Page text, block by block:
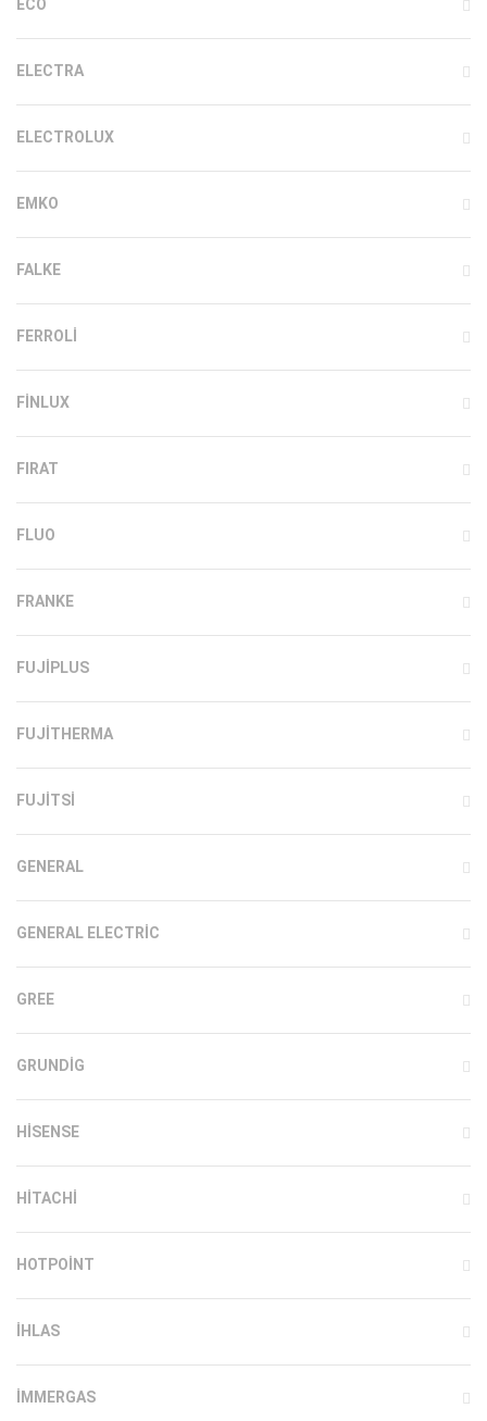
ECO
ELECTRA
ELECTROLUX
EMKO
FALKE
FERROLI
FINLUX
FIRAT
FLUO
FRANKE
FUJIPLUS
FUJITHERMA
FUJITSI
GENERAL
GENERAL ELECTRIC
GREE
GRUNDIG
HISENSE
HITACHI
HOTPOINT
IHLAS
İMMERGAS